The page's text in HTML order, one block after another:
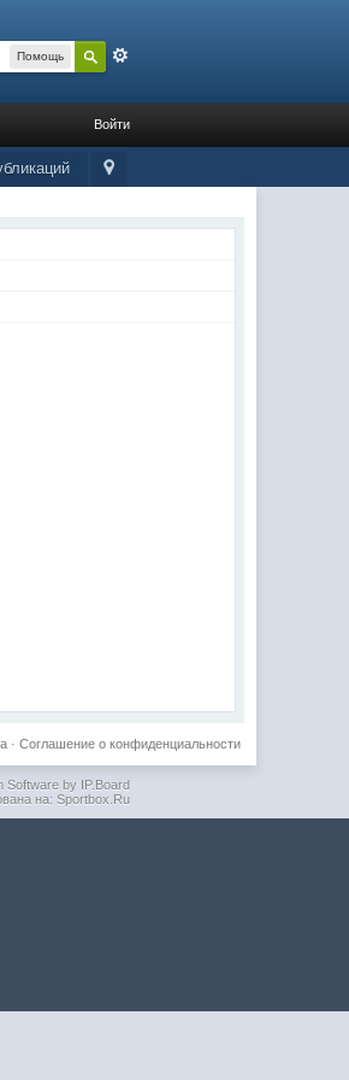
Помощь
Войти
Соглашение о конфиденциальности
·
Software by IP.Board
на: Sportbox.Ru